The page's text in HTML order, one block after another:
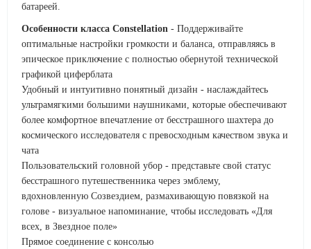
батареей.
Особенности класса Constellation - Поддерживайте
оптимальные настройки громкости и баланса, отправляясь в
эпическое приключение с полностью обернутой технической
графикой циферблата
Удобный и интуитивно понятный дизайн - наслаждайтесь
ультрамягкими большими наушниками, которые обеспечивают
более комфортное впечатление от бесстрашного шахтера до
космического исследователя с превосходным качеством звука и
чата
Пользовательский головной убор - представьте свой статус
бесстрашного путешественника через эмблему,
вдохновленную Созвездием, размахивающую повязкой на
голове - визуальное напоминание, чтобы исследовать «Для
всех, в Звездное поле»
Прямое соединение с консолью